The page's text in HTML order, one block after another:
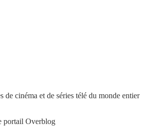
cinéma et de séries télé du monde entier
portail Overblog